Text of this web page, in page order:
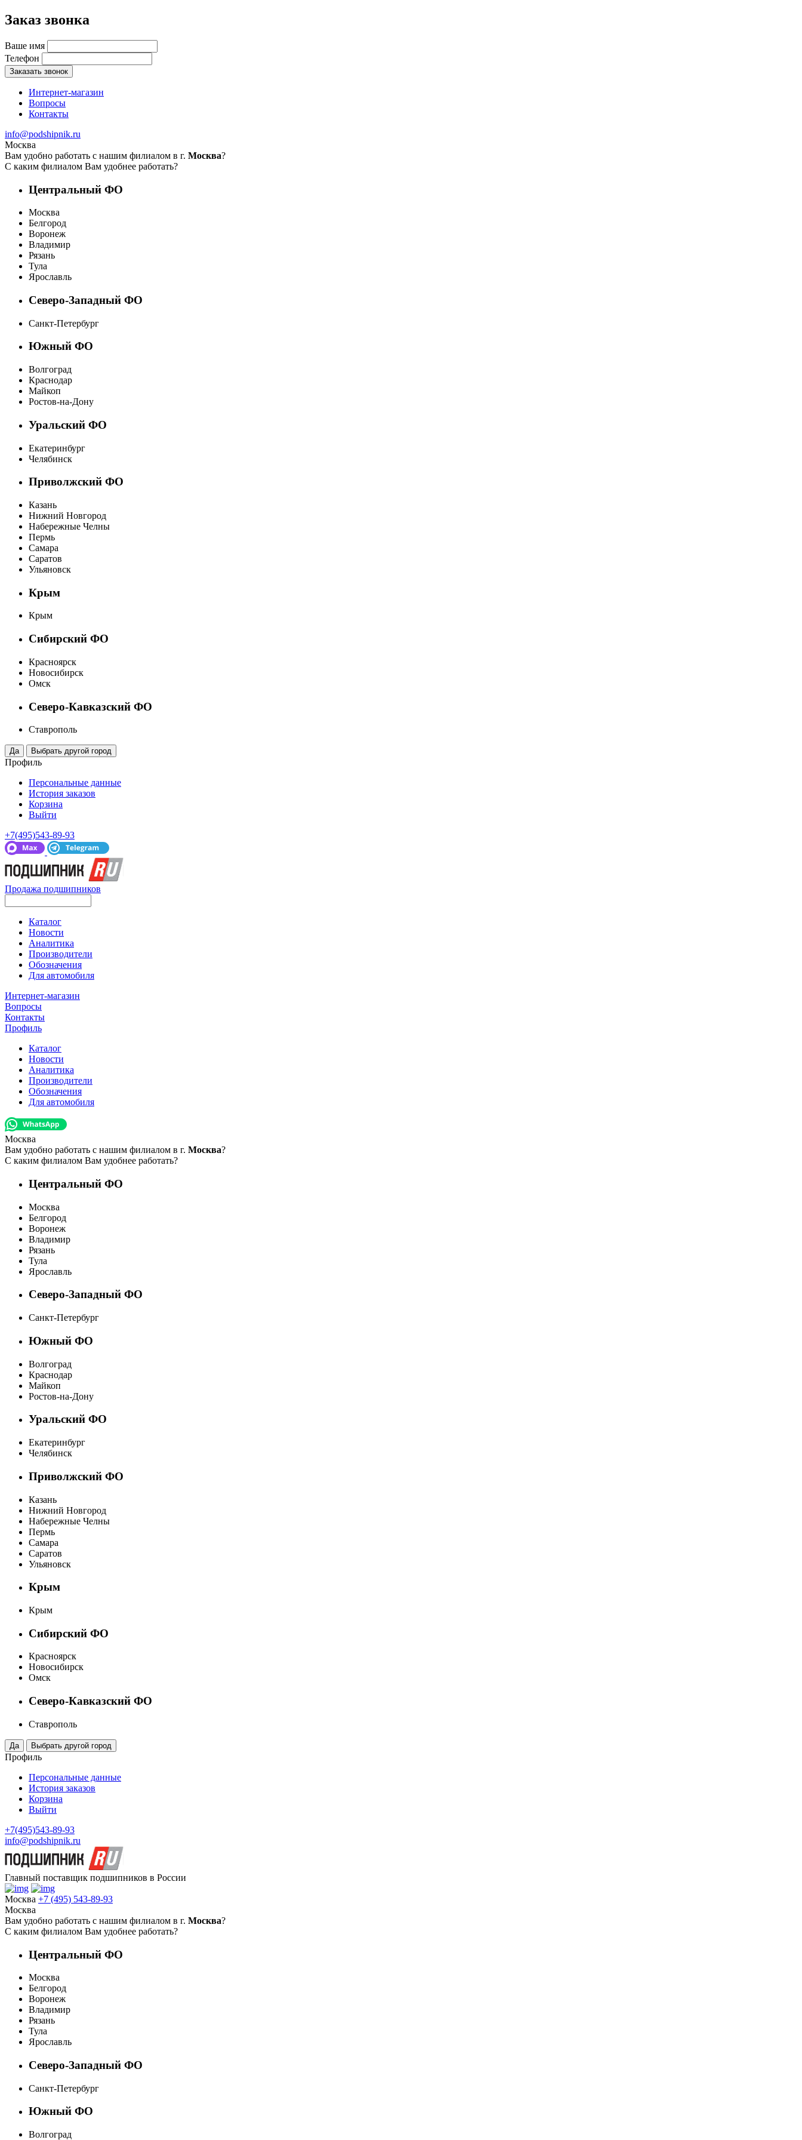
Заказ звонка
Ваше имя
Телефон
Заказать звонок
Интернет-магазин
Вопросы
Контакты
info@podshipnik.ru
Москва
Вам удобно работать с нашим филиалом в г. Москва?
С каким филиалом Вам удобнее работать?
Центральный ФО
Москва
Белгород
Воронеж
Владимир
Рязань
Тула
Ярославль
Северо-Западный ФО
Санкт-Петербург
Южный ФО
Волгоград
Краснодар
Майкоп
Ростов-на-Дону
Уральский ФО
Екатеринбург
Челябинск
Приволжский ФО
Казань
Нижний Новгород
Набережные Челны
Пермь
Самара
Саратов
Ульяновск
Крым
Крым
Сибирский ФО
Красноярск
Новосибирск
Омск
Северо-Кавказский ФО
Ставрополь
Профиль
Персональные данные
История заказов
Корзина
Выйти
+7(495)543-89-93
Продажа подшипников
Каталог
Новости
Аналитика
Производители
Обозначения
Для автомобиля
Интернет-магазин
Вопросы
Контакты
Профиль
Каталог
Новости
Аналитика
Производители
Обозначения
Для автомобиля
Москва
Вам удобно работать с нашим филиалом в г. Москва?
С каким филиалом Вам удобнее работать?
Центральный ФО
Москва
Белгород
Воронеж
Владимир
Рязань
Тула
Ярославль
Северо-Западный ФО
Санкт-Петербург
Южный ФО
Волгоград
Краснодар
Майкоп
Ростов-на-Дону
Уральский ФО
Екатеринбург
Челябинск
Приволжский ФО
Казань
Нижний Новгород
Набережные Челны
Пермь
Самара
Саратов
Ульяновск
Крым
Крым
Сибирский ФО
Красноярск
Новосибирск
Омск
Северо-Кавказский ФО
Ставрополь
Профиль
Персональные данные
История заказов
Корзина
Выйти
+7(495)543-89-93
info@podshipnik.ru
Главный поставщик подшипников в России
Москва +7 (495) 543-89-93
Москва
Вам удобно работать с нашим филиалом в г. Москва?
С каким филиалом Вам удобнее работать?
Центральный ФО
Москва
Белгород
Воронеж
Владимир
Рязань
Тула
Ярославль
Северо-Западный ФО
Санкт-Петербург
Южный ФО
Волгоград